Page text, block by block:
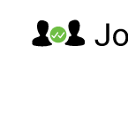
springen